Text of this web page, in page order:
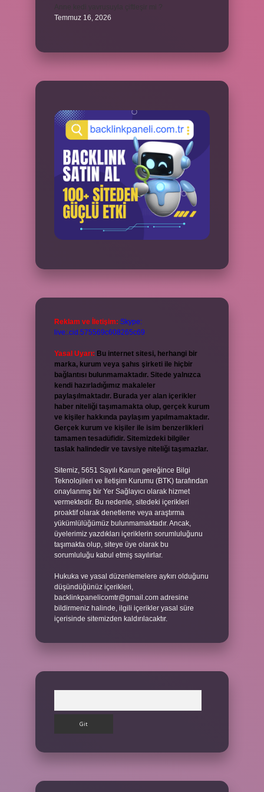
Temmuz 16, 2026
Reklam ve İletişim: Skype:
live:.cid.575569c608265c69
Yasal Uyarı: Bu internet sitesi, herhangi bir
marka, kurum veya şahıs şirketi ile hiçbir
bağlantısı bulunmamaktadır. Sitede yalnızca
kendi hazırladığımız makaleler
paylaşılmaktadır. Burada yer alan içerikler
haber niteliği taşımamakta olup, gerçek kurum
ve kişiler hakkında paylaşım yapılmamaktadır.
Gerçek kurum ve kişiler ile isim benzerlikleri
tamamen tesadüfidir. Sitemizdeki bilgiler
taslak halindedir ve tavsiye niteliği taşımazlar.
Sitemiz, 5651 Sayılı Kanun gereğince Bilgi
Teknolojileri ve İletişim Kurumu (BTK) tarafından
onaylanmış bir Yer Sağlayıcı olarak hizmet
vermektedir. Bu nedenle, sitedeki içerikleri
proaktif olarak denetleme veya araştırma
yükümlülüğümüz bulunmamaktadır. Ancak,
üyelerimiz yazdıkları içeriklerin sorumluluğunu
taşımakta olup, siteye üye olarak bu
sorumluluğu kabul etmiş sayılırlar.
Hukuka ve yasal düzenlemelere aykırı olduğunu
düşündüğünüz içerikleri,
backlinkpanelicomtr@gmail.com adresine
bildirmeniz halinde, ilgili içerikler yasal süre
içerisinde sitemizden kaldırılacaktır.